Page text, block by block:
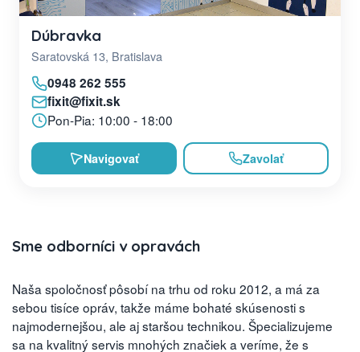
Dúbravka
Saratovská 13, Bratislava
0948 262 555
fixit@fixit.sk
Pon-Pia: 10:00 - 18:00
Navigovať Zavolať
Sme odborníci v opravách
Naša spoločnosť pôsobí na trhu od roku 2012, a má za
sebou tisíce opráv, takže máme bohaté skúsenosti s
najmodernejšou, ale aj staršou technikou. Špecializujeme
sa na kvalitný servis mnohých značiek a veríme, že s